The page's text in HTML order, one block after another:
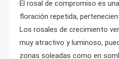
El rosal de compromiso es
floración repetida,
Los rosales de crecimiento
muy atractivo y luminoso,
zonas soleadas como en